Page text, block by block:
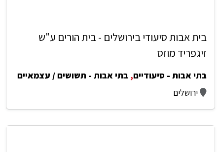
בית אבות סיעודי בירושלים - בית הורים ע"ש
זיגפריד מוזס
בתי אבות - סיעודיים, בתי אבות - תשושים / עצמאיים
ירושלים